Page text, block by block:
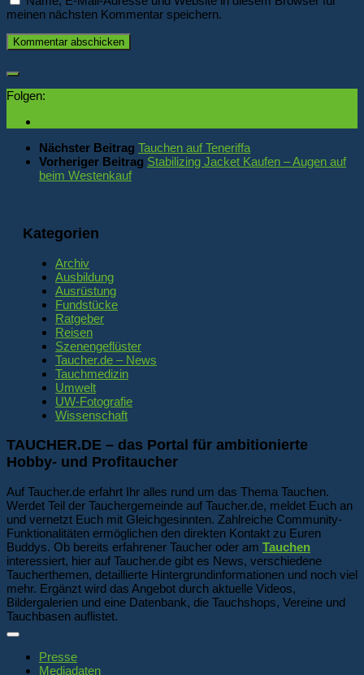
meinen nächsten Kommentar speichern.
Folgen:
Nächster Beitrag Tauchen auf Teneriffa
Vorheriger Beitrag Stabilizing Jacket Kaufen – Augen auf
beim Westenkauf
Kategorien
Archiv
Ausbildung
Ausrüstung
Fundstücke
Ratgeber
Reisen
Szenengeflüster
Taucher.de – News
Tauchmedizin
Umwelt
UW-Fotografie
Wissenschaft
TAUCHER.DE – das Portal für ambitionierte
Hobby- und Profitaucher
Auf Taucher.de erfahrt Ihr alles rund um das Thema Tauchen.
Werdet Teil der Tauchergemeinde auf Taucher.de, meldet Euch an
und vernetzt Euch mit Gleichgesinnten. Zahlreiche Community-
Funktionalitäten ermöglichen den direkten Kontakt zu Euren
Buddys. Ob bereits erfahrener Taucher oder am Tauchen
interessiert, hier auf Taucher.de gibt es News, verschiedene
Taucherthemen, detaillierte Hintergrundinformationen und noch viel
mehr. Ergänzt wird das Angebot durch aktuelle Videos,
Bildergalerien und eine Datenbank, die Tauchshops, Vereine und
Tauchbasen auflistet.
Presse
Mediadaten